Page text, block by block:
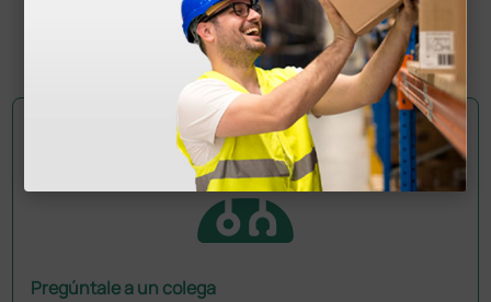
1 ud.
Pregúntale a un colega